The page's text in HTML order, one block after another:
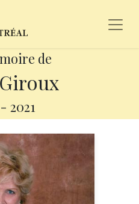
de
- 2021